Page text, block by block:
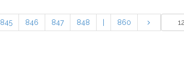
845 846 847 848 860